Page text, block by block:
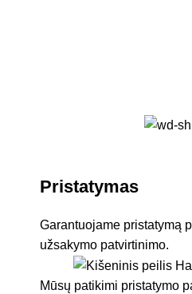
Pristatymas
Garantuojame pristatymą
užsakymo patvirtinimo.
Mūsų patikimi pristatymo